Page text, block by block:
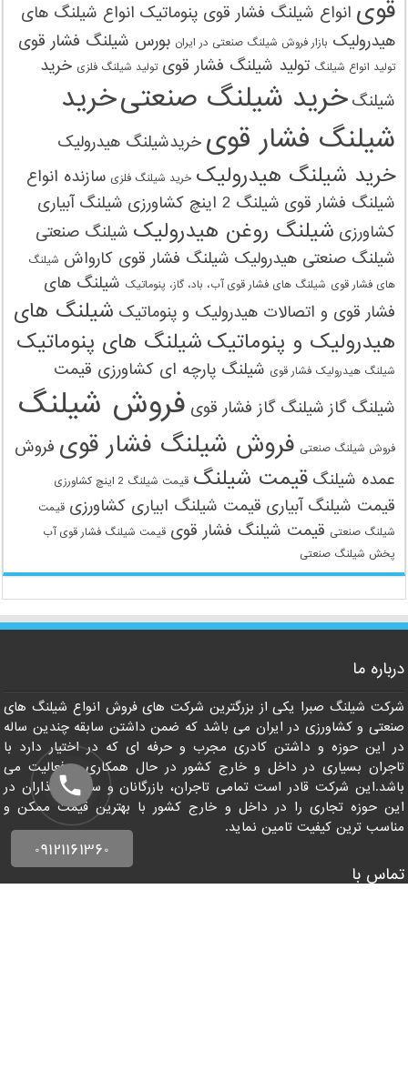
شیلنگ فشار قوی کمپرسور
شیلنگ فشار قوی هوا
شیلنگ گاز
شیلنگ گاز پرچمی
شیلنگ لاستیکی
شیلنگ نسوز
شیلنگ هیدرولیک
برچسب‌ها
اتصالات فشار قوی هیدرولیکانواع شیلنگ
انواع شیلنگ صنعتی انواع شیلنگ فشار
قویانواع شیلنگ فشار قوی پنوماتیک انواع شیلنگ های
هیدرولیک بازار فروش شیلنگ صنعتی در ایران بورس شیلنگ فشار قوی
تولید انواع شیلنگ تولید شیلنگ فشار قوی تولید شیلنگ‌ فلزی
خرید
خرید شیلنگ صنعتیخرید
شیلنگ فشار قوی خریدشیلنگ هیدرولیک
خرید شیلنگ هیدرولیک خرید شیلنگ‌ فلزی سازنده انواع
شیلنگ فشار قوی شیلنگ 2 اینچ کشاورزی
شیلنگ آبیاری
کشاورزی
شیلنگ روغن هیدرولیک
های فشار قوی شیلنگ های فشار قوی آب، باد، گاز، پنوماتیک شیلنگ های
هیدرولیک و پنوماتیک
شیلنگ هیدرولیک فشار قوی
شیلنگ پارچه ای کشاورزی قیمت
شیلنگ گاز شیلنگ گاز فشار قوی فروش شیلنگ
فروش شیلنگ صنعتی فروش شیلنگ فشار قوی فروش
عمده شیلنگ قیمت شیلنگ قیمت شیلنگ 2 اینچ کشاورزی
قیمت شیلنگ آبیاری قیمت شیلنگ ابیاری کشاورزی قیمت
شیلنگ صنعتی
قیمت شیلنگ فشار قوی آب
پخش شیلنگ صنعتی